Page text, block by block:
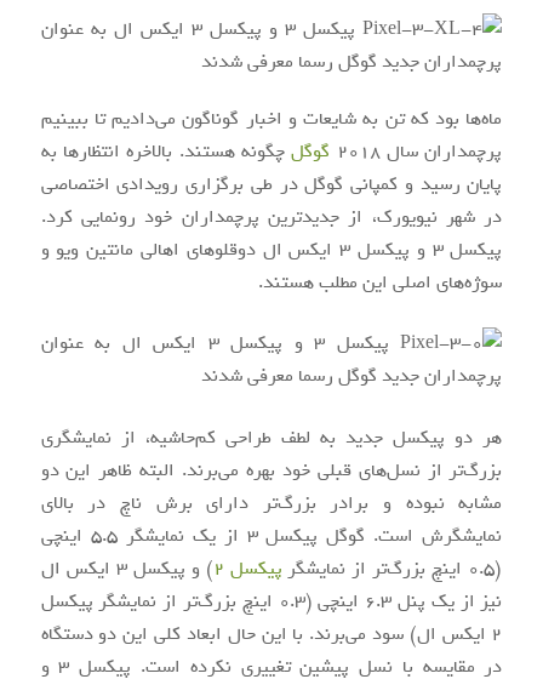
ماه‌ها بود که تن به شایعات و اخبار گوناگون می‌دادیم تا ببینیم
پرچمداران سال 2018
گوگلچگونه هستند. بالاخره انتظارها به
پایان رسید و کمپانی گوگل در طی برگزاری رویدادی اختصاصی
در شهر نیویورک، از جدیدترین پرچمداران خود رونمایی کرد.
پیکسل 3 و پیکسل 3 ایکس ال دوقلوهای اهالی مانتین ویو و
سوژه‌های اصلی این مطلب هستند.
هر دو پیکسل جدید به لطف طراحی کم‌حاشیه، از نمایشگری
بزرگ‌تر از نسل‌های قبلی خود بهره می‌‌برند. البته ظاهر این دو
مشابه نبوده و برادر بزرگ‌تر دارای برش ناچ در بالای
نمایشگرش است. گوگل پیکسل 3 از یک نمایشگر 5.5 اینچی
(0.5 اینچ بزرگ‌تر از نمایشگر
پیکسل 2
) و پیکسل 3 ایکس ال
نیز از یک پنل 6.3 اینچی (0.3 اینچ بزرگ‌تر از نمایشگر پیکسل
2 ایکس ال) سود می‌برند. با این حال ابعاد کلی این دو دستگاه
در مقایسه با نسل پیشین تغییری نکرده است. پیکسل 3 و